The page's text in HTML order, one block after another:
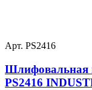
Арт. PS2416
Шлифовальная
PS2416